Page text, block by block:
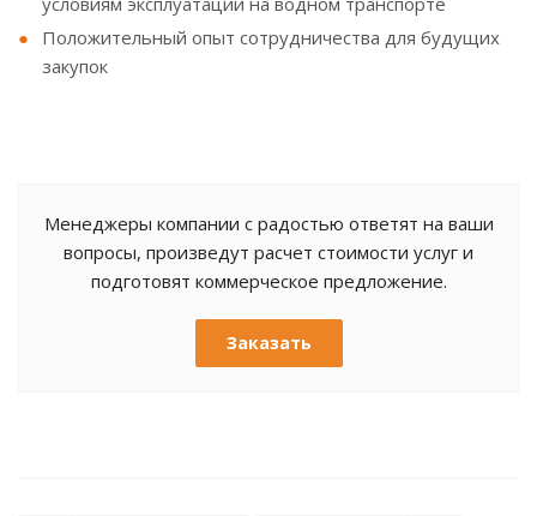
Положительный опыт сотрудничества для будущих
закупок
Менеджеры компании с радостью ответят на ваши
вопросы, произведут расчет стоимости услуг и
подготовят коммерческое предложение.
Заказать